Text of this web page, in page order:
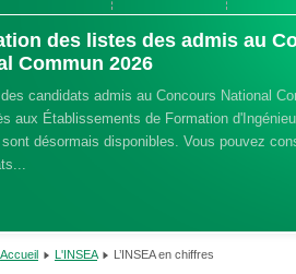
des listes des admis au
Commun 2026
candidats admis au Concours National
aux Établissements de Formation
désormais disponibles. Vous pouvez
Accueil L'INSEA L’INSEA en chiffres